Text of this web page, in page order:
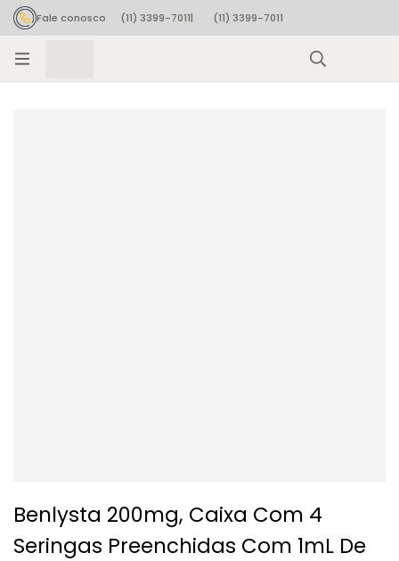
Fale conosco (11) 3399-7011|
(11) 3399-7011
Benlysta 200mg, Caixa Com 4
Seringas Preenchidas Com 1mL De